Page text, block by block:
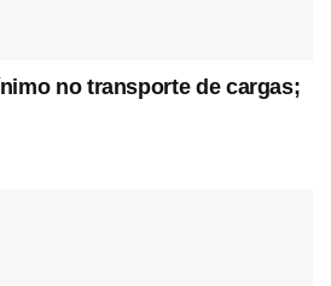
no transporte de cargas;